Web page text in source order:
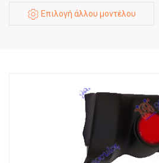
Επιλογή άλλου μοντέλου